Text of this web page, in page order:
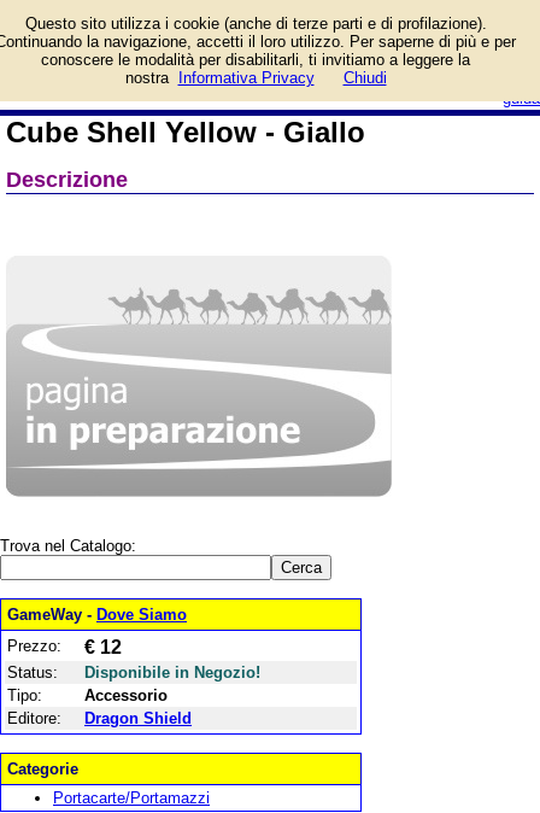
guida
Shell Yellow - Giallo e
prezzo di vendita.
Prodotto da Dragon Shield
Cube Shell Yellow - Giallo
Descrizione
Trova nel Catalogo:
GameWay - Dove Siamo
Prezzo:
€ 12
Status:
Disponibile in Negozio!
Tipo:
Accessorio
Editore:
Dragon Shield
Categorie
Portacarte/Portamazzi
Questo sito utilizza i cookie (anche di terze parti e di profilazione).
la navigazione, accetti il loro utilizzo. Per saperne di più e per
conoscere le modalità per disabilitarli, ti invitiamo a leggere la
nostra
Informativa Privacy Chiudi